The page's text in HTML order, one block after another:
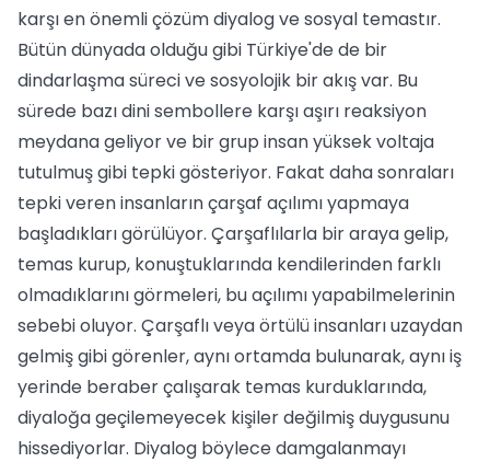
karşı en önemli çözüm diyalog ve sosyal temastır.
Bütün dünyada olduğu gibi Türkiye'de de bir
dindarlaşma süreci ve sosyolojik bir akış var. Bu
sürede bazı dini sembollere karşı aşırı reaksiyon
meydana geliyor ve bir grup insan yüksek voltaja
tutulmuş gibi tepki gösteriyor. Fakat daha sonraları
tepki veren insanların çarşaf açılımı yapmaya
başladıkları görülüyor. Çarşaflılarla bir araya gelip,
temas kurup, konuştuklarında kendilerinden farklı
olmadıklarını görmeleri, bu açılımı yapabilmelerinin
sebebi oluyor. Çarşaflı veya örtülü insanları uzaydan
gelmiş gibi görenler, aynı ortamda bulunarak, aynı iş
yerinde beraber çalışarak temas kurduklarında,
diyaloğa geçilemeyecek kişiler değilmiş duygusunu
hissediyorlar. Diyalog böylece damgalanmayı